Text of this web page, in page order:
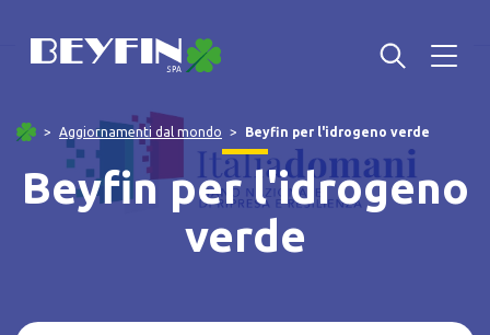
Aggiornamenti dal mondo Beyfin per l'idrogeno verde
Beyfin per l'idrogeno
verde